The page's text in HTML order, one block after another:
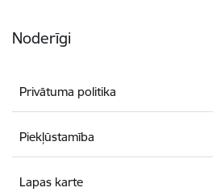
Noderīgi
Privātuma politika
Piekļūstamība
Lapas karte